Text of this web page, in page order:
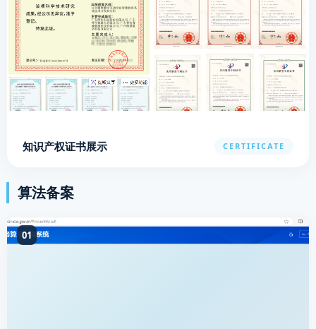
知识产权证书展示 CERTIFICATE
算法备案
01